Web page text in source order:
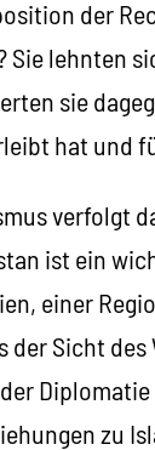
der
Sie lehnten
sie
hat und
verfolgt
ist ein
einer
der Sicht
zu